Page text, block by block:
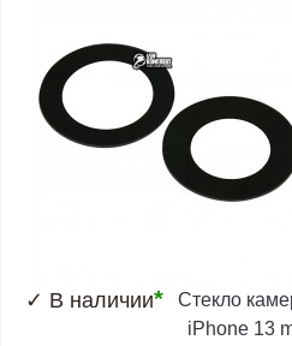
✓ В наличии*
Стекло
iPhone 13